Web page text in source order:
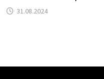
31.08.2024